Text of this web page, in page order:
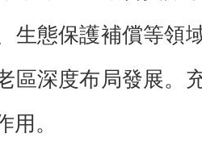
生態保護補償等領
區深度布局發展。
用。